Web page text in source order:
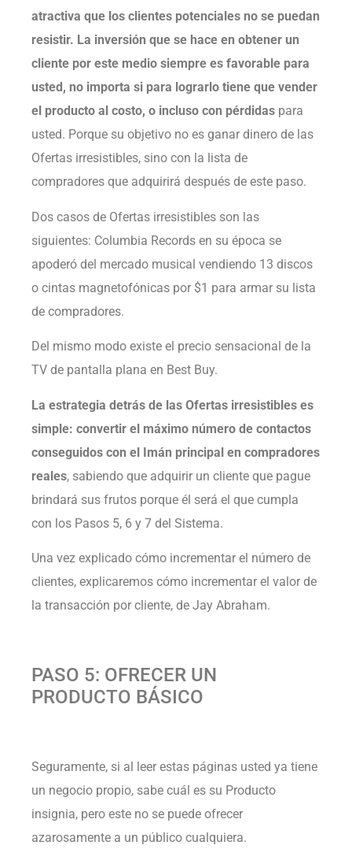
atractiva que los clientes potenciales no se puedan
resistir. La inversión que se hace en obtener un
cliente por este medio siempre es favorable para
usted, no importa si para lograrlo tiene que vender
el producto al costo, o incluso con pérdidas para
usted. Porque su objetivo no es ganar dinero de las
Ofertas irresistibles, sino con la lista de
compradores que adquirirá después de este paso.
Dos casos de Ofertas irresistibles son las
siguientes: Columbia Records en su época se
apoderó del mercado musical vendiendo 13 discos
o cintas magnetofónicas por $1 para armar su lista
de compradores.
Del mismo modo existe el precio sensacional de la
TV de pantalla plana en Best Buy.
La estrategia detrás de las Ofertas irresistibles es
simple: convertir el máximo número de contactos
conseguidos con el Imán principal en compradores
reales, sabiendo que adquirir un cliente que pague
brindará sus frutos porque él será el que cumpla
con los Pasos 5, 6 y 7 del Sistema.
Una vez explicado cómo incrementar el número de
clientes, explicaremos cómo incrementar el valor de
la transacción por cliente, de Jay Abraham.
PASO 5: OFRECER UN
PRODUCTO BÁSICO
Seguramente, si al leer estas páginas usted ya tiene
un negocio propio, sabe cuál es su Producto
insignia, pero este no se puede ofrecer
azarosamente a un público cualquiera.